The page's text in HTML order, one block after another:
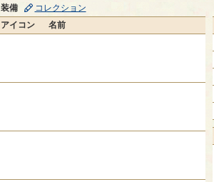
装備
コレクション
アイコン
名前